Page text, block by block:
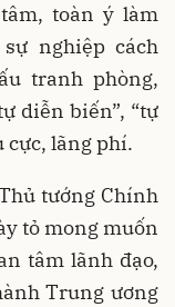
toàn ý làm
nghiệp cách
tranh phòng,
diễn biến”, “tự
cực, lãng phí.
tướng Chính
tỏ mong muốn
tâm lãnh đạo,
Trung ương